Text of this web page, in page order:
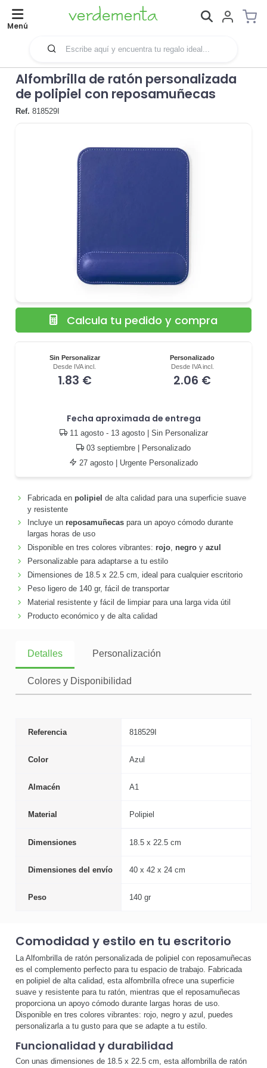
Menú
Alfombrilla de ratón personalizada
de polipiel con reposamuñecas
Ref. 818529I
Sin Personalizar
Desde IVA incl.
1.83 €
Personalizado
Desde IVA incl.
2.06 €
Fecha aproximada de entrega
11 agosto - 13 agosto| Sin Personalizar
03 septiembre | Personalizado
27 agosto | Urgente Personalizado
Calcula tu pedido y compra
Fabricada en polipiel de alta calidad para una superficie suave
y resistente
Incluye un reposamuñecaspara un apoyo cómodo durante
largas horas de uso
Disponible en tres colores vibrantes: rojo, negroy azul
Personalizable para adaptarse a tu estilo
Dimensiones de 18.5 x 22.5 cm, ideal para cualquier escritorio
Peso ligero de 140 gr, fácil de transportar
Material resistente y fácil de limpiar para una larga vida útil
Producto económico y de alta calidad
Detalles Personalización
Colores y Disponibilidad
Referencia 818529I
Color Azul
Almacén A1
Material Polipiel
Dimensiones 18.5 x 22.5 cm
Dimensiones del envío 40 x 42 x 24 cm
Peso 140 gr
Comodidad y estilo en tu escritorio
La Alfombrilla de ratón personalizada de polipiel con reposamuñecas
es el complemento perfecto para tu espacio de trabajo. Fabricada
en polipiel de alta calidad, esta alfombrilla ofrece una superficie
suave y resistente para tu ratón, mientras que el reposamuñecas
proporciona un apoyo cómodo durante largas horas de uso.
Disponible en tres colores vibrantes: rojo, negro y azul, puedes
personalizarla a tu gusto para que se adapte a tu estilo.
Funcionalidad y durabilidad
Con unas dimensiones de 18.5 x 22.5 cm, esta alfombrilla de ratón